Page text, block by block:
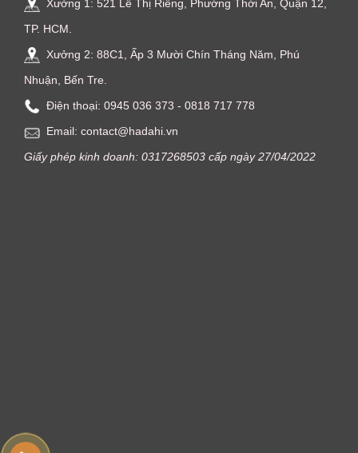
Xưởng 1: 521 Lê Thị Riêng, Phường Thới An, Quận 12,
TP. HCM.
Xưởng 2: 88C1, Ấp 3 Mười Chín Tháng Năm, Phú
Nhuận, Bến Tre.
Điện thoại: ‭0945 036 373‬ - 0818 717 778
Email: contact@hadahi.vn
Giấy phép kinh doanh: 0317268503 cấp ngày 27/04/2022